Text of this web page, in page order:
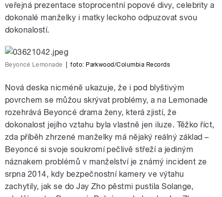
veřejná prezentace stoprocentní popové divy, celebrity a
dokonalé manželky i matky leckoho odpuzovat svou
dokonalostí.
Beyoncé Lemonade foto: Parkwood/Columbia Records
Nová deska nicméně ukazuje, že i pod blyštivým
povrchem se můžou skrývat problémy, a na Lemonade
rozehrává Beyoncé drama ženy, která zjistí, že
dokonalost jejího vztahu byla vlastně jen iluze. Těžko říct,
zda příběh zhrzené manželky má nějaký reálný základ –
Beyoncé si svoje soukromí pečlivě střeží a jediným
náznakem problémů v manželství je známý incident ze
srpna 2014, kdy bezpečnostní kamery ve výtahu
zachytily, jak se do Jay Zho pěstmi pustila Solange,